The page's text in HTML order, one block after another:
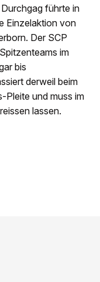
führte in
Einzelaktion von
Der SCP
im
bis
derweil beim
Pleite und muss im
lassen.